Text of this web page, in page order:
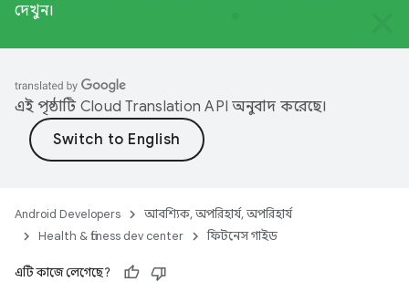
দেখুন।
এই পৃষ্ঠাটি Cloud Translation API অনুবাদ করেছে।
Android Developers
আবশ্যিক, অপরিহার্য, অপরিহার্য
Health & fitness dev center
ফিটনেস গাইড
এটি কাজে লেগেছে?